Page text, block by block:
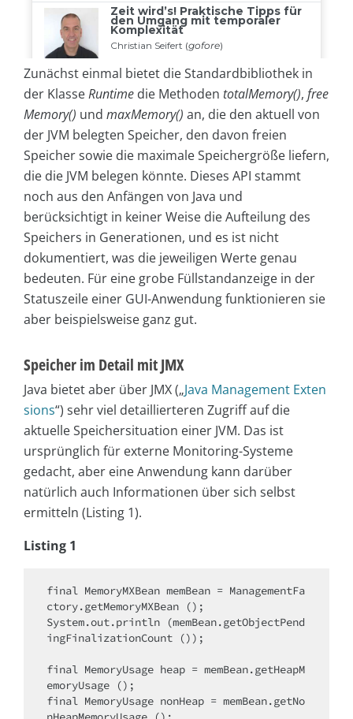
Zunächst einmal bietet die Standardbibliothek in
der KlasseRuntime die Methoden totalMemory(), free
Memory() und maxMemory() an, die den aktuell von
der JVM belegten Speicher, den davon freien
Speicher sowie die maximale Speichergröße liefern,
die die JVM belegen könnte. Dieses API stammt
noch aus den Anfängen von Java und
berücksichtigt in keiner Weise die Aufteilung des
Speichers in Generationen, und es ist nicht
dokumentiert, was die jeweiligen Werte genau
bedeuten. Für eine grobe Füllstandanzeige in der
Statuszeile einer GUI-Anwendung funktionieren sie
aber beispielsweise ganz gut.
Speicher im Detail mit JMX
Java bietet aber über JMX („Java Management Exten
sions“) sehr viel detaillierteren Zugriff auf die
aktuelle Speichersituation einer JVM. Das ist
ursprünglich für externe Monitoring-Systeme
gedacht, aber eine Anwendung kann darüber
natürlich auch Informationen über sich selbst
ermitteln (Listing 1).
Listing 1
final MemoryMXBean memBean = ManagementFa
ctory.getMemoryMXBean ();
System.out.println (memBean.getObjectPend
ingFinalizationCount ());
final MemoryUsage heap = memBean.getHeapM
final MemoryUsage nonHeap = memBean.getNo